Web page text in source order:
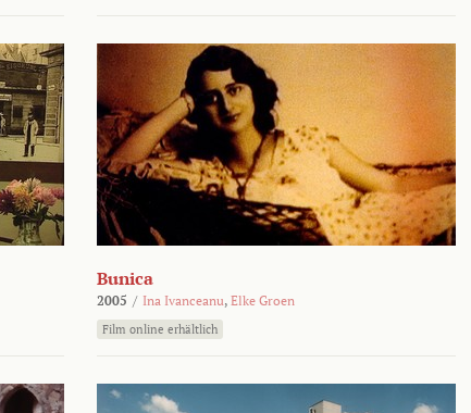
Bunica
2005 / Ina Ivanceanu, Elke Groen
Film online erhältlich